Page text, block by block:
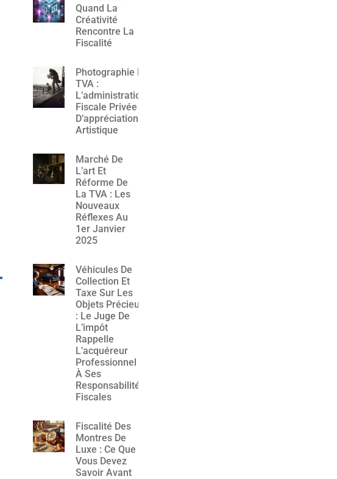
Quand La
Créativité
Rencontre La
Fiscalité
Photographie Et
TVA :
L’administration
Fiscale Privée
D’appréciation
Artistique
Marché De
L’art Et
Réforme De
La TVA : Les
Nouveaux
Réflexes Au
1er Janvier
2025
Véhicules De
Collection Et
Taxe Sur Les
Objets Précieux
: Le Juge De
L’impôt
Rappelle
L’acquéreur
Professionnel
À Ses
Responsabilités
Fiscales
Fiscalité Des
Montres De
Luxe : Ce Que
Vous Devez
Savoir Avant